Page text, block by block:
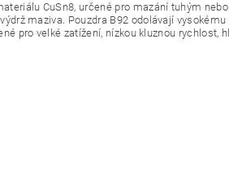
CuSn8, určené pro mazání tuhým
maziva. Pouzdra B92 odolávají
pro velké zatížení, nízkou kluznou rychlost,